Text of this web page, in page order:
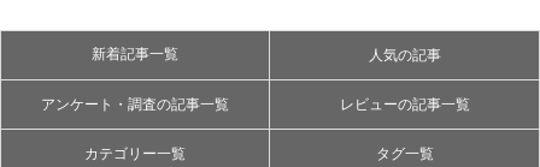
新着記事一覧 人気の記事
アンケート・調査の記事一覧 レビューの記事一覧
カテゴリー一覧 タグ一覧